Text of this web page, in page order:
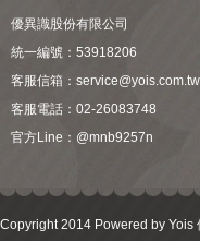
優異識股份有限公司
統一編號：53918206
客服信箱： service@yois.com.tw
客服電話：02-26083748
官方Line： @mnb9257n
Copyright 2014 Powered by Yois